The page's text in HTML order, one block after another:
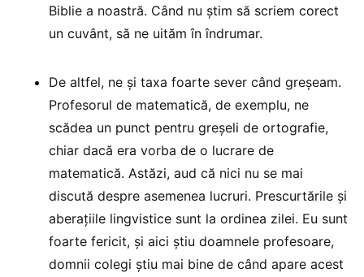
Biblie a noastră. Când nu știm să scriem corect
un cuvânt, să ne uităm în îndrumar.
De altfel, ne și taxa foarte sever când greșeam.
Profesorul de matematică, de exemplu, ne
scădea un punct pentru greșeli de ortografie,
chiar dacă era vorba de o lucrare de
matematică. Astăzi, aud că nici nu se mai
discută despre asemenea lucruri. Prescurtările și
aberațiile lingvistice sunt la ordinea zilei. Eu sunt
foarte fericit, și aici știu doamnele profesoare,
domnii colegi știu mai bine de când apare acest